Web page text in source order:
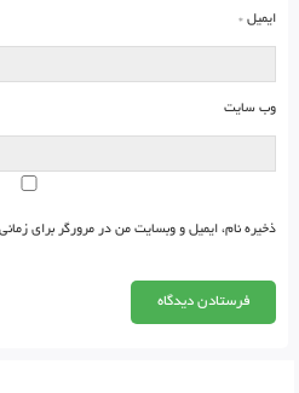
ایمیل *
وب‌ سایت
ذخیره نام، ایمیل و وبسایت من در مرورگر برای